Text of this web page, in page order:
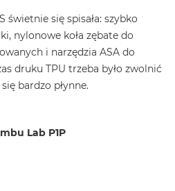
świetnie się spisała: szybko
nylonowe koła zębate do
i narzędzia ASA do
druku TPU trzeba było zwolnić
bardzo płynne.
Lab P1P